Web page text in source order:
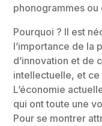
phonogrammes
Pourquoi ? Il est
l’importance de la
d’innovation et de
intellectuelle, et ce
L’économie
qui ont toute une
Pour se montrer